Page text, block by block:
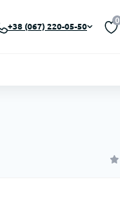
+38 (067) 220-05-50
0